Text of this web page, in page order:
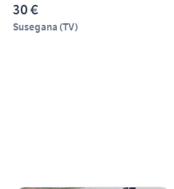
30 €
Susegana (TV)